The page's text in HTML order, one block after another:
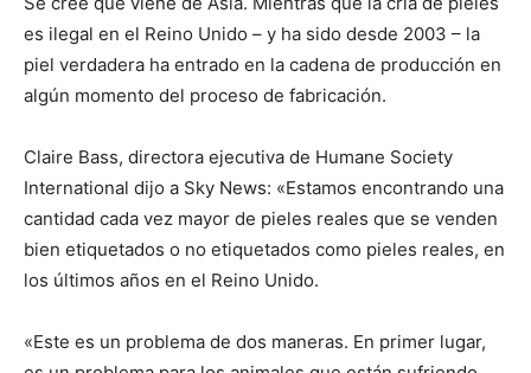
es ilegal en el Reino Unido – y ha sido desde 2003 – la
piel verdadera ha entrado en la cadena de producción en
algún momento del proceso de fabricación.
Claire Bass, directora ejecutiva de Humane Society
International dijo a Sky News: «Estamos encontrando una
cantidad cada vez mayor de pieles reales que se venden
bien etiquetados o no etiquetados como pieles reales, en
los últimos años en el Reino Unido.
«Este es un problema de dos maneras. En primer lugar,